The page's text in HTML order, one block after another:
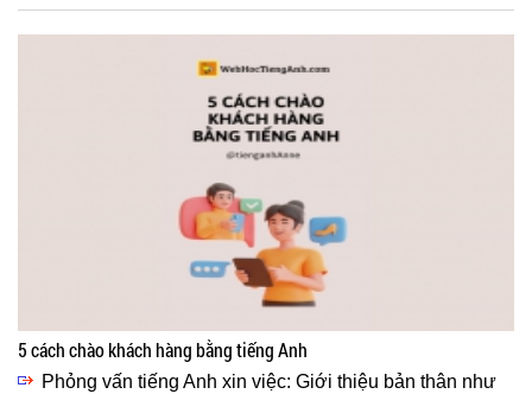
5 cách chào khách hàng bằng tiếng Anh
Phỏng vấn tiếng Anh xin việc: Giới thiệu bản thân như